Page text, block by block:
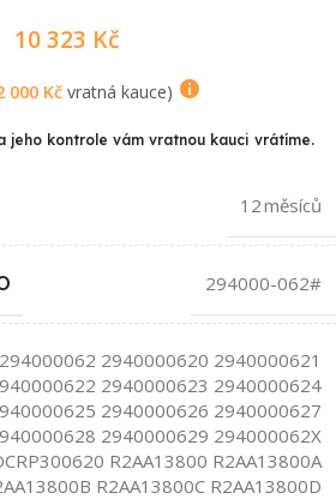
10 323 Kč
000 Kčvratná kauce)
jeho kontrole vám vratnou kauci vrátíme.
12 měsíců
294000-062#
294000062 2940000620 2940000621
2940000623 2940000624
2940000626 2940000627
2940000629 294000062X
R2AA13800 R2AA13800A
R2AA13800C R2AA13800D